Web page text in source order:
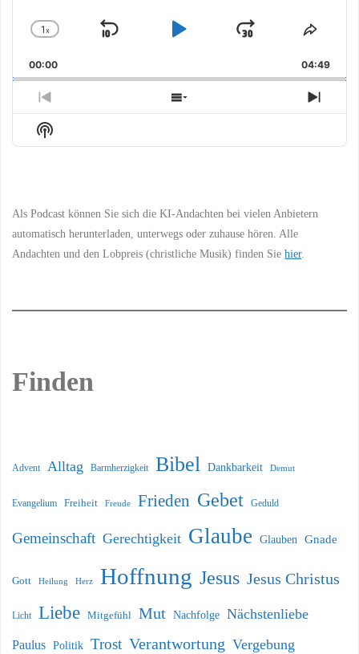
Change
Rate
1x
Skip
Play
Jump
Forward
Share
00:00 04:49
Previous
Episode
Show
Episodes
Next
Show
Podcast
Als Podcast können Sie sich die KI-Andachten bei vielen Anbietern
automatisch herunterladen, unterwegs oder zuhause hören. Alle
Andachten und den Lobpreis (christliche Musik) finden Siehier.
Finden
Advent Alltag Barmherzigkeit Bibel Dankbarkeit Demut
Evangelium Freiheit Freude Frieden Gebet Geduld
Gemeinschaft Gerechtigkeit Glaube Glauben Gnade
Gott Heilung Herz Hoffnung Jesus Jesus Christus
Licht Liebe Mitgefühl Mut Nachfolge Nächstenliebe
Paulus Politik Trost Verantwortung Vergebung